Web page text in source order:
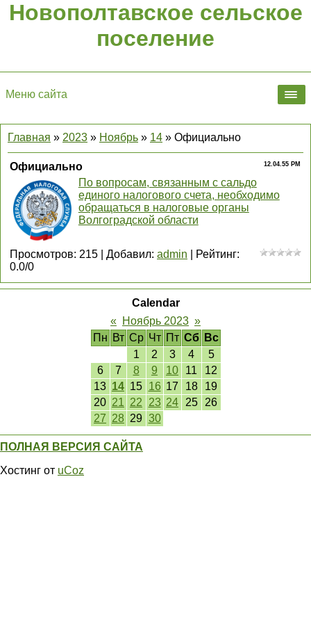
Новополтавское сельское
поселение
Меню сайта
Главная » 2023 » Ноябрь » 14 » Официально
12.04.55 PM
Официально
По вопросам, связанным с сальдо
единого налогового счета, необходимо
обращаться в налоговые органы
Волгоградской области
Просмотров: 215 Добавил: admin Рейтинг:
0.0/0
Calendar
« Ноябрь 2023 »
Пн Вт Ср Чт Пт Сб
Вс
1
2 3 4
5
6
7 8 9 10 11
12
13 14 15 16 17 18
19
20 21 22 23 24 25
26
27 28 29 30
ПОЛНАЯ ВЕРСИЯ САЙТА
Хостинг от uCoz